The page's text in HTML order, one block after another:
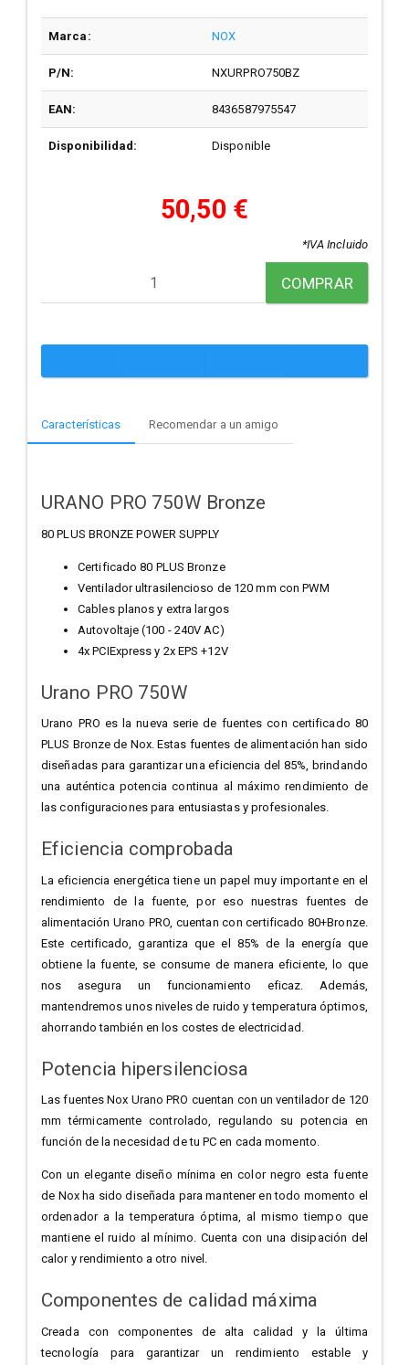
Marca: NOX
P/N: NXURPRO750BZ
EAN: 8436587975547
Disponibilidad: Disponible
50,50 €
*IVA Incluido
COMPRAR
Características Recomendar a un amigo
URANO PRO 750W Bronze
80 PLUS BRONZE POWER SUPPLY
Certificado 80 PLUS Bronze
Ventilador ultrasilencioso de 120 mm con PWM
Cables planos y extra largos
Autovoltaje (100 - 240V AC)
4x PCIExpress y 2x EPS +12V
Urano PRO 750W
Urano PRO es la nueva serie de fuentes con certificado 80
PLUS Bronze de Nox. Estas fuentes de alimentación han sido
diseñadas para garantizar una eficiencia del 85%, brindando
una auténtica potencia continua al máximo rendimiento de
las configuraciones para entusiastas y profesionales.
Eficiencia comprobada
La eficiencia energética tiene un papel muy importante en el
rendimiento de la fuente, por eso nuestras fuentes de
alimentación Urano PRO, cuentan con certificado 80+Bronze.
Este certificado, garantiza que el 85% de la energía que
obtiene la fuente, se consume de manera eficiente, lo que
nos asegura un funcionamiento eficaz. Además,
mantendremos unos niveles de ruido y temperatura óptimos,
ahorrando también en los costes de electricidad.
Potencia hipersilenciosa
Las fuentes Nox Urano PRO cuentan con un ventilador de 120
mm térmicamente controlado, regulando su potencia en
función de la necesidad de tu PC en cada momento.
Con un elegante diseño mínima en color negro esta fuente
de Nox ha sido diseñada para mantener en todo momento el
ordenador a la temperatura óptima, al mismo tiempo que
mantiene el ruido al mínimo. Cuenta con una disipación del
calor y rendimiento a otro nivel.
Componentes de calidad máxima
Creada con componentes de alta calidad y la última
tecnología para garantizar un rendimiento estable y